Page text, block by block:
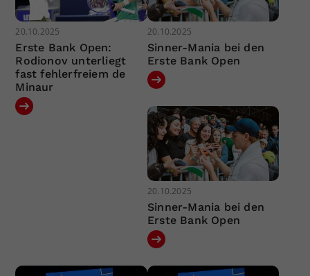
20.10.2025
Erste Bank Open:
Rodionov unterliegt
fast fehlerfreiem de
Minaur
20.10.2025
Sinner-Mania bei den
Erste Bank Open
20.10.2025
Sinner-Mania bei den
Erste Bank Open